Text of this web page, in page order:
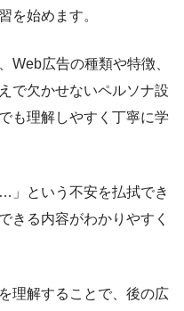
を始めます。
Web広告の種類や特徴、
で欠かせないペルソナ設
も理解しやすく丁寧に学
」という不安を払拭でき
きる内容がわかりやすく
理解することで、後の広